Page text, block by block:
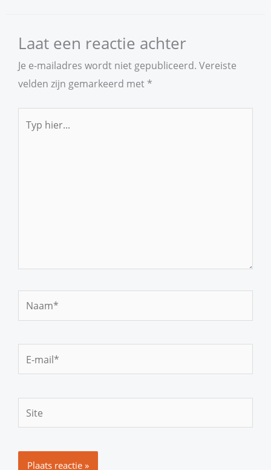
Laat een reactie achter
Je e-mailadres wordt niet gepubliceerd. Vereiste
velden zijn gemarkeerd met *
hier...
Naam*
mail*